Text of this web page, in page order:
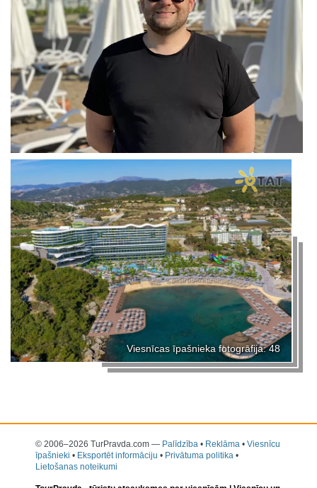
Viesnīcas īpašnieka fotogrāfija: 48
© 2006–2026 TurPravda.com — Palīdzība • Reklāma • Viesnīcu
īpašnieki • Eksportēt informāciju • Privātuma politika •
Lietošanas noteikumi